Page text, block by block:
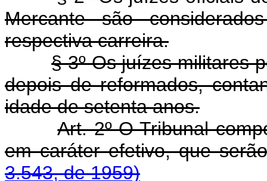
Mercante são
respectiva carreira.
§ 3º Os juízes militares
depois de reformados,
idade de setenta anos.
Art. 2º O Tribunal
em caráter efetivo,
3.543, de 1959)